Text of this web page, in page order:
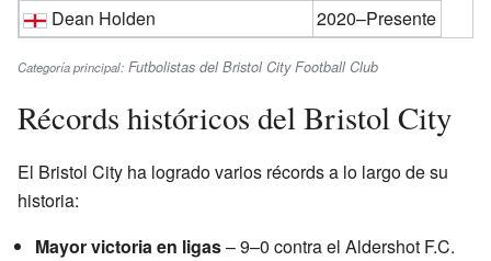
Dean Holden
2020–Presente
Categoría principal: Futbolistas del Bristol City Football Club
Récords históricos del Bristol City
El Bristol City ha logrado varios récords a lo largo de su
historia:
Mayor victoria en ligas– 9–0 contra el Aldershot F.C.